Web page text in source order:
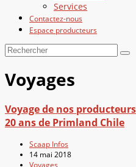
Services
Contactez-nous
Espace producteurs
Voyages
Voyage de nos
20 ans de Primland Chile
Scaap Infos
14 mai 2018